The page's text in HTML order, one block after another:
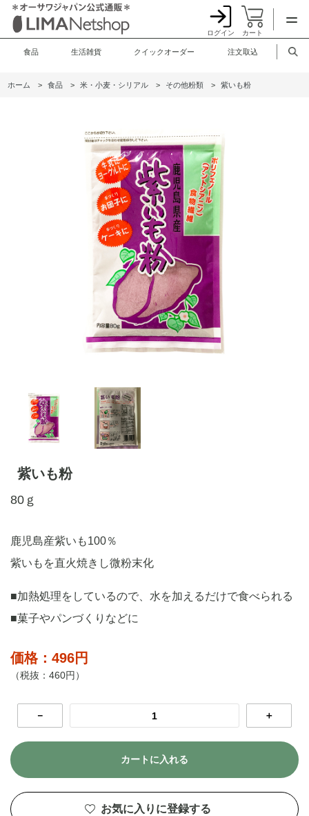
ログイン カート
食品 生活雑貨 クイックオーダー 注文取込
ホーム > 食品 > 米・小麦・シリアル > その他粉類 > 紫いも粉
紫いも粉
80ｇ
鹿児島産紫いも100％
紫いもを直火焼きし微粉末化
■加熱処理をしているので、水を加えるだけで食べられる
■菓子やパンづくりなどに
価格：496円
（税抜：460円）
－ ＋
カートに入れる
お気に入りに登録する